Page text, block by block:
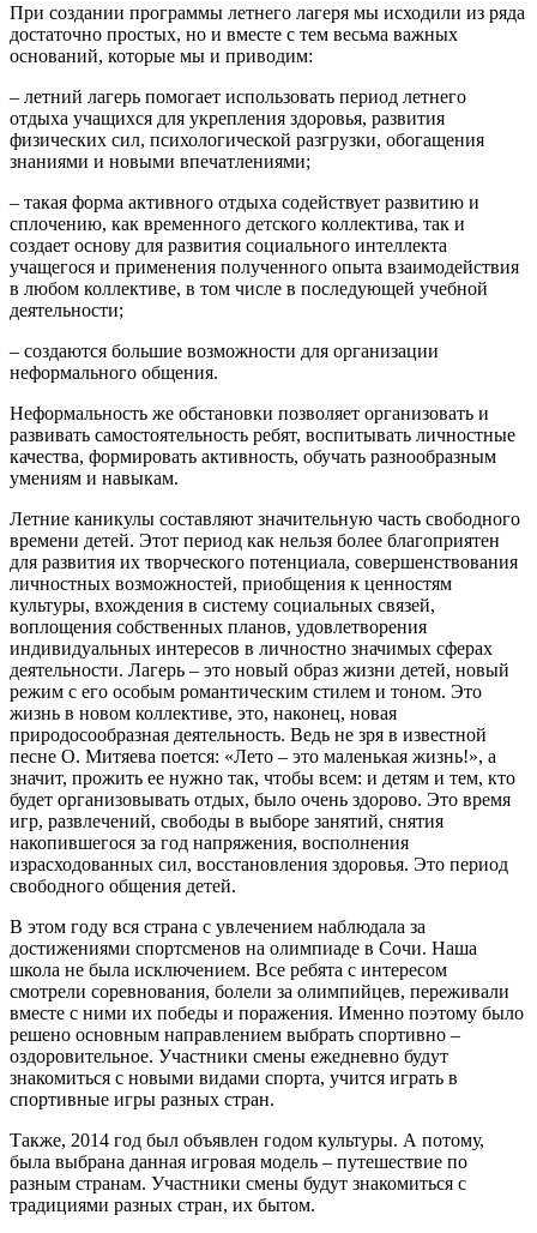
При создании программы летнего лагеря мы исходили из ряда
достаточно простых, но и вместе с тем весьма важных
оснований, которые мы и приводим:
– летний лагерь помогает использовать период летнего
отдыха учащихся для укрепления здоровья, развития
физических сил, психологической разгрузки, обогащения
знаниями и новыми впечатлениями;
– такая форма активного отдыха содействует развитию и
сплочению, как временного детского коллектива, так и
создает основу для развития социального интеллекта
учащегося и применения полученного опыта взаимодействия
в любом коллективе, в том числе в последующей учебной
деятельности;
– создаются большие возможности для организации
неформального общения.
Неформальность же обстановки позволяет организовать и
развивать самостоятельность ребят, воспитывать личностные
качества, формировать активность, обучать разнообразным
умениям и навыкам.
Летние каникулы составляют значительную часть свободного
времени детей. Этот период как нельзя более благоприятен
для развития их творческого потенциала, совершенствования
личностных возможностей, приобщения к ценностям
культуры, вхождения в систему социальных связей,
воплощения собственных планов, удовлетворения
индивидуальных интересов в личностно значимых сферах
деятельности. Лагерь – это новый образ жизни детей, новый
режим с его особым романтическим стилем и тоном. Это
жизнь в новом коллективе, это, наконец, новая
природосообразная деятельность. Ведь не зря в известной
песне О. Митяева поется: «Лето – это маленькая жизнь!», а
значит, прожить ее нужно так, чтобы всем: и детям и тем, кто
будет организовывать отдых, было очень здорово. Это время
игр, развлечений, свободы в выборе занятий, снятия
накопившегося за год напряжения, восполнения
израсходованных сил, восстановления здоровья. Это период
свободного общения детей.
В этом году вся страна с увлечением наблюдала за
достижениями спортсменов на олимпиаде в Сочи. Наша
школа не была исключением. Все ребята с интересом
смотрели соревнования, болели за олимпийцев, переживали
вместе с ними их победы и поражения. Именно поэтому было
решено основным направлением выбрать спортивно –
оздоровительное. Участники смены ежедневно будут
знакомиться с новыми видами спорта, учится играть в
спортивные игры разных стран.
Также, 2014 год был объявлен годом культуры. А потому,
была выбрана данная игровая модель – путешествие по
разным странам. Участники смены будут знакомиться с
традициями разных стран, их бытом.